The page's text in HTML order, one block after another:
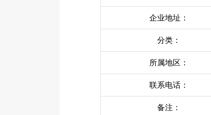
企业地址：
分类：
所属地区：
联系电话：
备注：